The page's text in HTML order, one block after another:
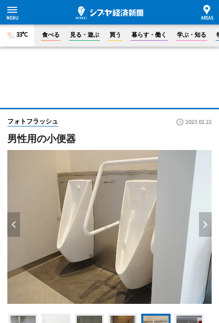
33°C 食べる 見る・遊ぶ 買う 暮らす・働く 学ぶ・知る
フォトフラッシュ 2023.02.22
男性用の小便器